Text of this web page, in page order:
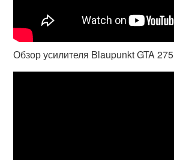
Обзор усилителя Blaupunkt GTA 275